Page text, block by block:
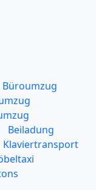
Büroumzug
Beiladung
Klaviertransport